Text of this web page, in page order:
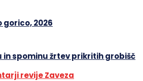
gorico, 2026
in spominu žrtev prikritih grobišč
revije Zaveza